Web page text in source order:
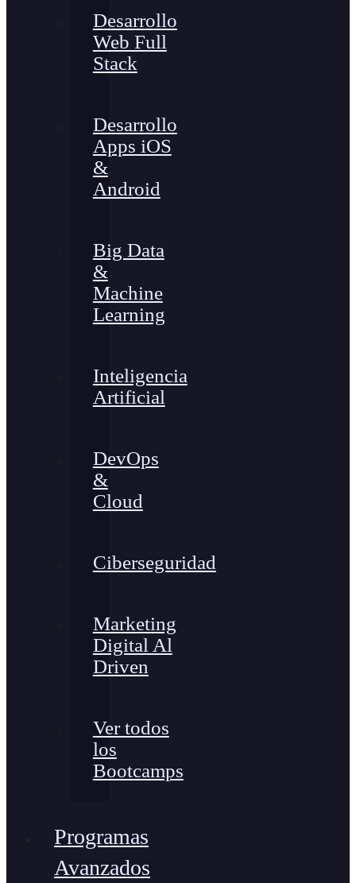
Desarrollo
Web Full
Stack
Desarrollo
Apps iOS
&
Android
Big Data
&
Machine
Learning
Inteligencia
Artificial
DevOps
&
Cloud
Ciberseguridad
Marketing
Digital Al
Driven
Ver todos
los
Bootcamps
Programas
Avanzados